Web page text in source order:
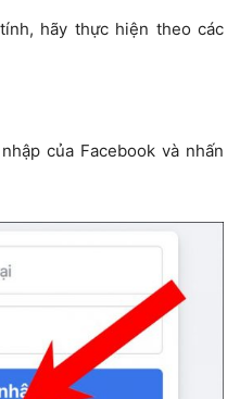
hãy thực hiện theo các
của Facebook và nhấn